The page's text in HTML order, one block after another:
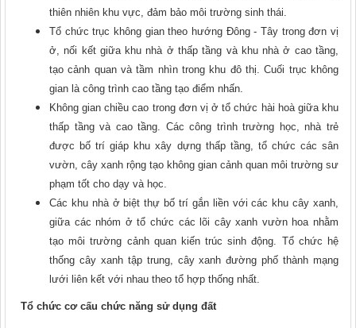
thiên nhiên khu vực, đảm bảo môi trường sinh thái.
Tổ chức trục không gian theo hướng Đông - Tây trong đơn vị
ở, nối kết giữa khu nhà ở thấp tầng và khu nhà ở cao tầng,
tạo cảnh quan và tầm nhìn trong khu đô thị. Cuối trục không
gian là công trình cao tầng tạo điểm nhấn.
Không gian chiều cao trong đơn vị ở tổ chức hài hoà giữa khu
thấp tầng và cao tầng. Các công trình trường học, nhà trẻ
được bố trí giáp khu xây dựng thấp tầng, tổ chức các sân
vườn, cây xanh rộng tạo không gian cảnh quan môi trường sư
phạm tốt cho dạy và học.
Các khu nhà ở biệt thự bố trí gắn liền với các khu cây xanh,
giữa các nhóm ở tổ chức các lõi cây xanh vườn hoa nhằm
tạo môi trường cảnh quan kiến trúc sinh động. Tổ chức hệ
thống cây xanh tập trung, cây xanh đường phố thành mạng
lưới liên kết với nhau theo tổ hợp thống nhất.
Tổ chức cơ cấu chức năng sử dụng đất